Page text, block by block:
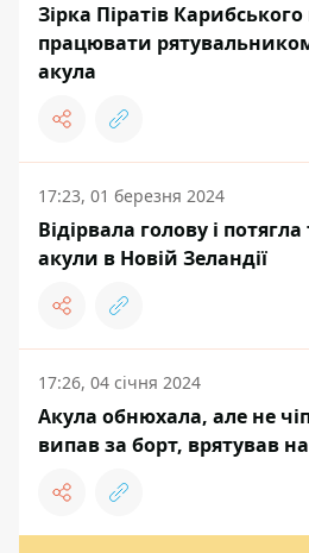
Зірка Піратів
працювати
акула
17:23, 01 березня 2024
Відірвала голову і
акули в Новій Зеландії
17:26, 04 січня 2024
Акула обнюхала, але не
випав за борт, врятував